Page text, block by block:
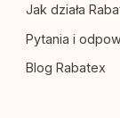
Jak działa
Pytania i
Blog Rabatex